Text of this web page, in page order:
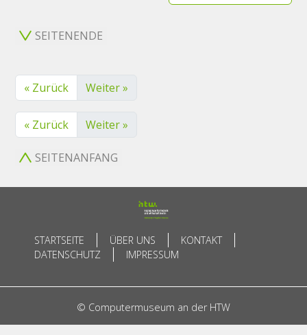
SEITENENDE
« Zurück Weiter »
« Zurück Weiter »
SEITENANFANG
STARTSEITE ÜBER UNS
KONTAKT
DATENSCHUTZ
IMPRESSUM
© Computermuseum an der HTW